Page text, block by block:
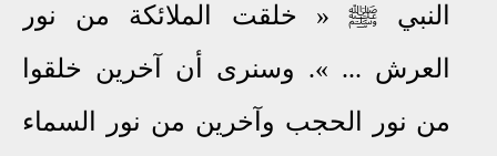
النبي ﷺ« خلقت الملائكة من نور
العرش ... ». وسنرى أن آخرين خلقوا
من نور الحجب وآخرين من نور السماء